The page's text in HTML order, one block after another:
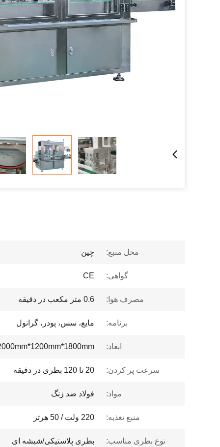
محل منبع: چین
گواهی: CE
مصرف هوا: 0.6 متر مکعب در دقیقه
برنامه: مایع، سس، پودر، گرانول
ابعاد:
سرعت پر کردن: 20 تا 120 بطری در دقیقه
مواد: فولاد ضد زنگ
منبع تغذیه: 220 ولت / 50 هرتز
نوع بطری مناسب: بطری پلاستیکی/شیشه ای